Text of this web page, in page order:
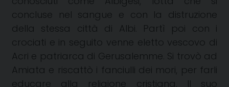
concluse nel sangue e con la distruzione
della stessa città di Albi. Partì poi con i
crociati e in seguito venne eletto vescovo di
Acri e patriarca di Gerusalemme. Si trovò ad
Amiata e riscattò i fanciulli dei mori, per farli
educare alla religione cristiana. Il suo